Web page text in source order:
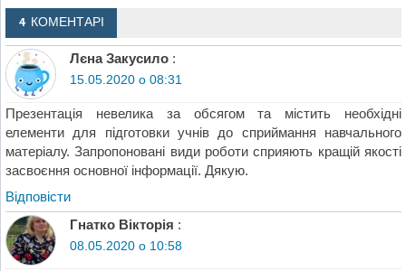
4 КОМЕНТАРІ
Лєна Закусило :
15.05.2020 о 08:31
Презентація невелика за обсягом та містить необхідні
елементи для підготовки учнів до сприймання навчального
матеріалу. Запропоновані види роботи сприяють кращій якості
засвоєння основної інформації. Дякую.
Відповіcти
Гнатко Вікторія :
08.05.2020 о 10:58